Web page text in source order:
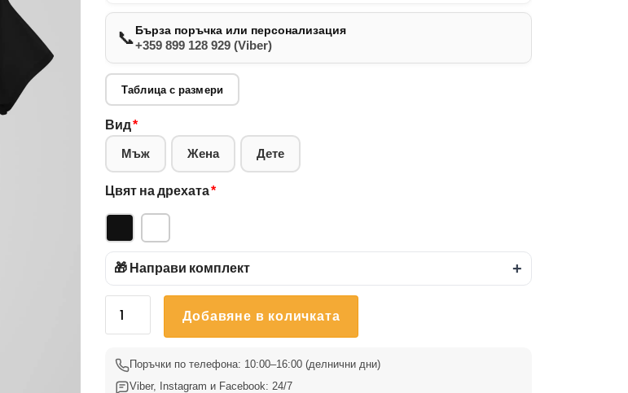
📞Бърза поръчка или персонализация
+359 899 128 929 (Viber)
Таблица с размери
Вид*
Мъж Жена Дете
Цвят на дрехата*
🎁 Направи комплект +
количество
Български
Вдъхновения
Добавяне в количката
Поръчки по телефона: 10:00–16:00 (делнични дни)
Viber, Instagram и Facebook: 24/7